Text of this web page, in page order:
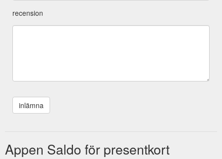
recension
Appen Saldo för presentkort